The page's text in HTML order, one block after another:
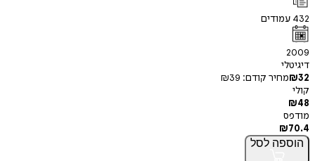
432 עמודים
2009
דיגיטלי
₪32 מחיר קודם: ₪39
קולי
₪48
מודפס
₪70.4
הוספה לסל